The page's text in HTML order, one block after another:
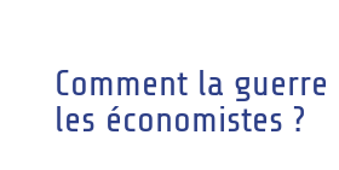
Comment la
les économistes ?